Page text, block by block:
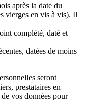
après la date du
vierges en vis à vis). Il
complété, daté et
datées de moins
seront
prestataires en
vos données pour